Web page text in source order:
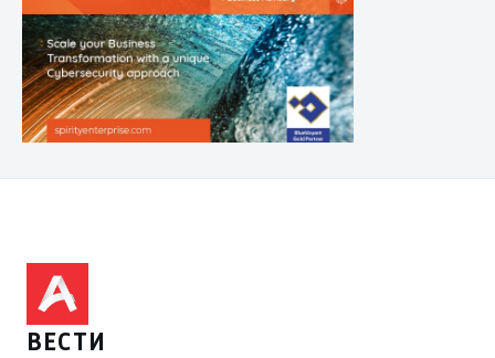
ВЕСТИ